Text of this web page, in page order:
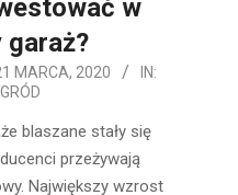
w
garaż?
MARCA, 2020
IN:
blaszane stały się
przeżywają
Największy wzrost